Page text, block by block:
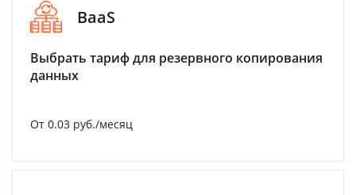
BaaS
Выбрать тариф для резервного копирования
данных
От 0.03 руб./месяц